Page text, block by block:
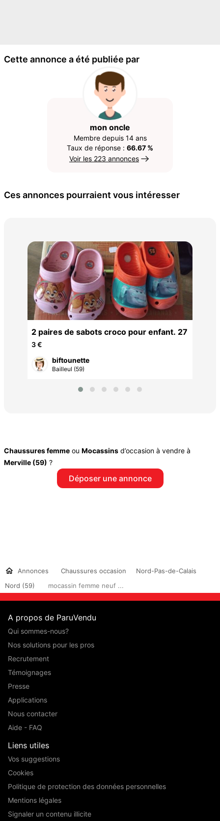
Cette annonce a été publiée par
mon oncle
Membre depuis 14 ans
Taux de réponse : 66.67 %
Voir les 223 annonces
Ces annonces pourraient vous intéresser
2 paires de sabots croco pour enfant. 27
3 €
biftounette
Bailleul (59)
Chaussures femme ou Mocassins d’occasion à vendre à
Merville (59) ?
Déposer une annonce
Annonces Chaussures occasion
Nord-Pas-de-Calais
Nord (59)
mocassin femme neuf ...
A propos de ParuVendu
Qui sommes-nous?
Nos solutions pour les pros
Recrutement
Témoignages
Presse
Applications
Nous contacter
Aide - FAQ
Liens utiles
Vos suggestions
Cookies
Politique de protection des données personnelles
Mentions légales
Signaler un contenu illicite